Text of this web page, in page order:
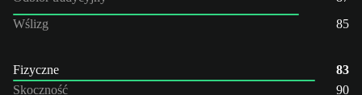
Wślizg
85
Fizyczne
83
Skoczność
90